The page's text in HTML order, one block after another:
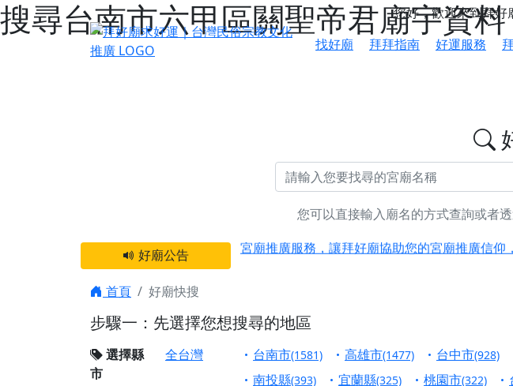
搜尋台南市六甲區關聖帝君廟宇資
您好，歡迎來到拜
找好廟
拜拜指南 好運服務
您可以直接輸入廟名的方式查詢或者
好廟公告
感謝 【新竹縣新豐鄉 池和宮】 贊助支持我們推
宮廟推廣服務，讓拜好廟協助您的宮廟推廣信仰
【屏東縣獅子鄉 楓港清華山聖天宮】驪山母娘
終追遠、廣植福田
【桃園市 桃園蓮華寺】盂蘭盆中元報恩法會，
首頁 好廟快搜
步驟一：先選擇您想搜尋的地區
選擇縣
市
全台灣 台南市(1581) 高雄市(1477) 台中市(928)
南投縣(393) 宜蘭縣(325) 桃園市(322)